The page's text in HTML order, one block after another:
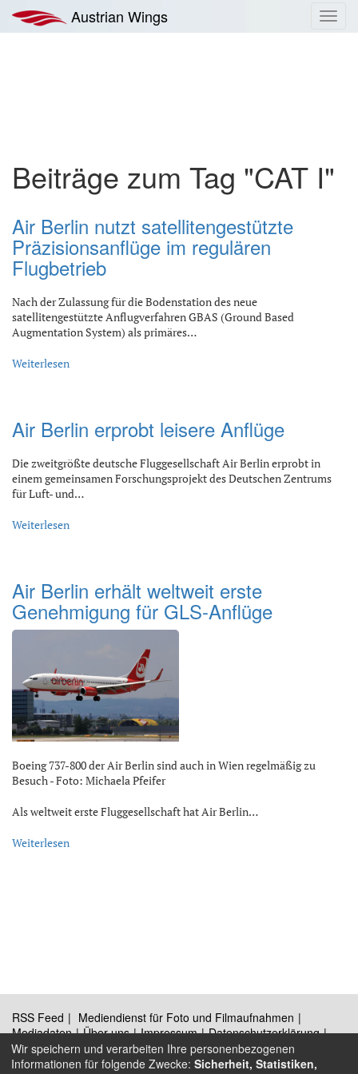
Inhalt
springen
Austrian Wings
Beiträge zum Tag "CAT I"
Air Berlin nutzt satellitengestützte
Präzisionsanflüge im regulären
Flugbetrieb
Nach der Zulassung für die Bodenstation des neue
satellitengestützte Anflugverfahren GBAS (Ground Based
Augmentation System) als primäres…
Weiterlesen
Air Berlin erprobt leisere Anflüge
Die zweitgrößte deutsche Fluggesellschaft Air Berlin erprobt in
einem gemeinsamen Forschungsprojekt des Deutschen Zentrums
für Luft- und…
Weiterlesen
Air Berlin erhält weltweit erste
Genehmigung für GLS-Anflüge
Boeing 737-800 der Air Berlin sind auch in Wien regelmäßig zu
Besuch - Foto: Michaela Pfeifer
Als weltweit erste Fluggesellschaft hat Air Berlin…
Weiterlesen
RSS Feed
Mediendienst für Foto und Filmaufnahmen
Mediadaten
Über uns Impressum
Datenschutzerklärung
Kontakt
Wir speichern und verarbeiten Ihre personenbezogenen
Informationen für folgende Zwecke: Sicherheit, Statistiken,